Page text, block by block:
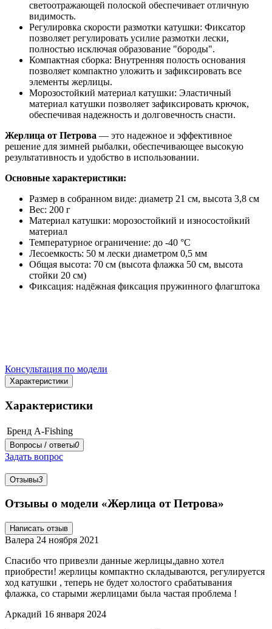
светоотражающей полоской обеспечивает отличную
видимость.
Регулировка скорости размотки катушки: Фиксатор
позволяет регулировать усилие размотки лески,
полностью исключая образование "бороды".
Компактная сборка: Внутренняя полость основания
позволяет компактно уложить и зафиксировать все
элементы жерлицы.
Морозостойкий материал катушки: Эластичный
материал катушки позволяет зафиксировать крючок,
обеспечивая надежность и долговечность снасти.
Жерлица от Петрова — это надежное и эффективное
решение для зимней рыбалки, обеспечивающее высокую
результативность и удобство в использовании.
Основные характеристики:
Размер в собранном виде: диаметр 21 см, высота 3,8 см
Вес: 200 г
Материал катушки: морозостойкий и износостойкий
материал
Температурное ограничение: до -40 °C
Лесоемкость: 50 м лески диаметром 0,5 мм
Общая высота: 70 см (высота флажка 50 см, высота
стойки 20 см)
Фиксация: надёжная фиксация пружинного флагштока
Консультация по модели
Характеристики
Характеристики
Бренд A-Fishing
Вопросы / ответы0
Задать вопрос
Отзывы3
Отзывы о модели «Жерлица от Петрова»
Написать отзыв
Валера 24 ноября 2021
Спасибо что привезли данные жерлицы,давно хотел
приобрести! жерлицы компактно складываются, регулируется
ход катушки , теперь не будет холостого срабатывания
флажка, со старыми жерлицами была частая проблема !
Аркадий 16 января 2024